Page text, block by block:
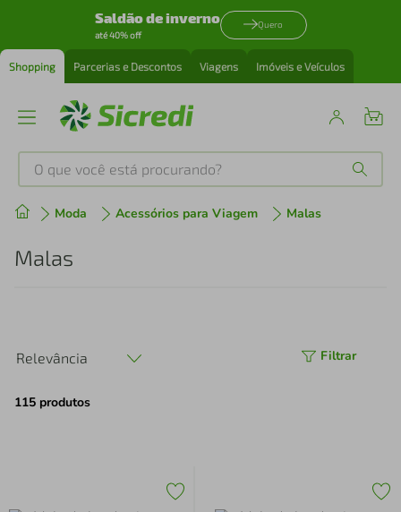
Saldão de inverno
até 40% off
Quero
Shopping Parcerias e Descontos Viagens Imóveis e Veículos
O que você está procurando?
Moda Acessórios para Viagem Malas
Malas
Relevância Filtrar
115 produtos
Produtos mais buscados
1
º perfume
4º air fryer